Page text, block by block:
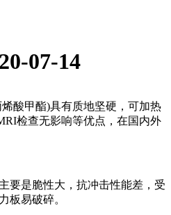
07-14
酸甲酯)具有质地坚硬，可加热
检查无影响等优点，在国内外
是脆性大，抗冲击性能差，受
板易破碎。